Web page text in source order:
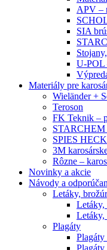
APV –
SIA
U-POL
Materiály pre
Wieländer +
Teroson
FK Teknik –
STARCHEM
SPIES
3M
Rôzne –
Novinky a akcie
Návody a
Letáky,
Letáky,
Letáky,
Plagáty
Plagáty